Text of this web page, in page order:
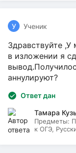
У Ученик
Здравствуйте
в изложении я
аннулируют?
Ответ дан
Тамара
Предметы:
к ОГЭ,